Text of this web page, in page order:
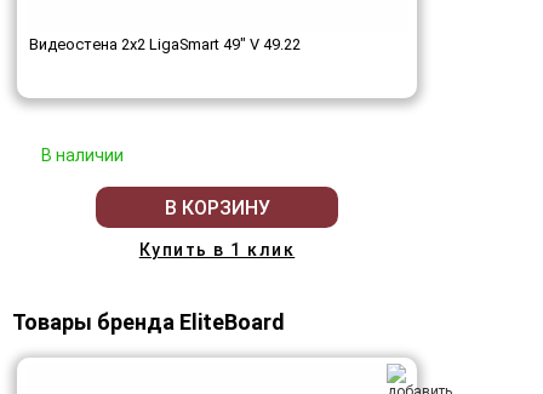
Видеостена 2x2 LigaSmart 49" V 49.22
В наличии
В КОРЗИНУ
Купить в 1 клик
Товары бренда EliteBoard